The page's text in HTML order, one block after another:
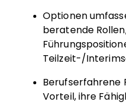
Optionen
beratende
Teilzeit-/
Berufserfahrene
Vorteil, ihre